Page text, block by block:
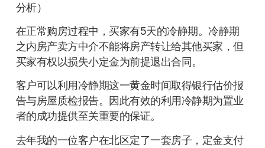
分析）
在正常购房过程中，买家有5天的冷静期。冷静期
之内房产卖方中介不能将房产转让给其他买家，但
买家有权以损失小定金为前提退出合同。
客户可以利用冷静期这一黄金时间取得银行估价报
告与房屋质检报告。因此有效的利用冷静期为置业
者的成功提供至关重要的保证。
去年我的一位客户在北区定了一套房子，定金支付